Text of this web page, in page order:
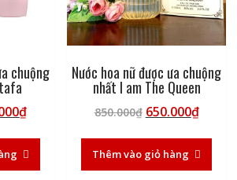
chuộng
₫Giá
tại
là:
Nước hoa nữ được ưa chuộng
nhất I am The Queen
850.000₫ Giá
là:
850.000₫.
650.000₫Giá
tại
là:
Thêm vào giỏ hàng